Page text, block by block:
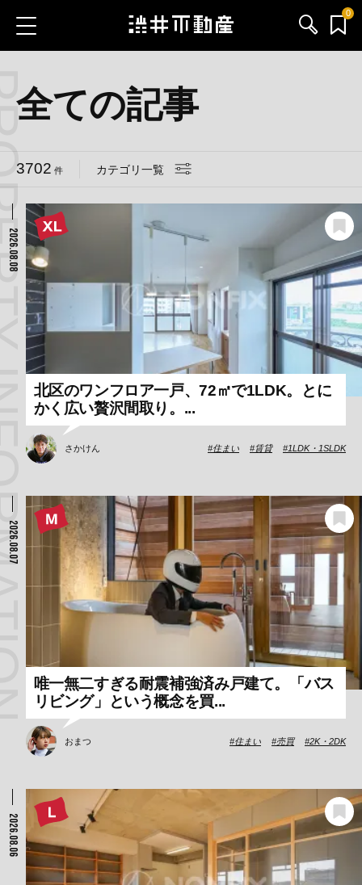
0
渋井不動産のメンバー
採用情報
全ての記事
3702 件 カテゴリ一覧
2026.08.08
北区のワンフロア一戸、72㎡で1LDK。とに
かく広い贅沢間取り。...
さかけん 住まい 賃貸 1LDK・1SLDK
2026.08.07
唯一無二すぎる耐震補強済み戸建て。「バス
リビング」という概念を買...
おまつ 住まい 売買 2K・2DK
2026.08.06